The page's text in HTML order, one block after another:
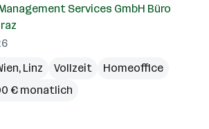
Management Services GmbH Büro
, Linz Vollzeit
Homeoffice
€ monatlich